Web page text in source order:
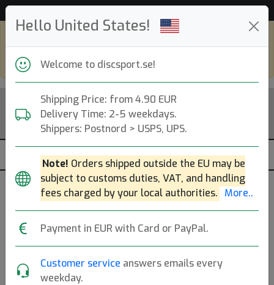
Hello United States!
Welcome to discsport.se!
Shipping Price: from 4.90 EUR
Delivery Time: 2-5 weekdays.
Shippers: Postnord > USPS, UPS.
Note! Orders shipped outside the EU may be
subject to customs duties, VAT, and handling
fees charged by your local authorities. More..
Payment in EUR with Card or PayPal.
Customer service answers emails every
weekday.
go todiscsport.com